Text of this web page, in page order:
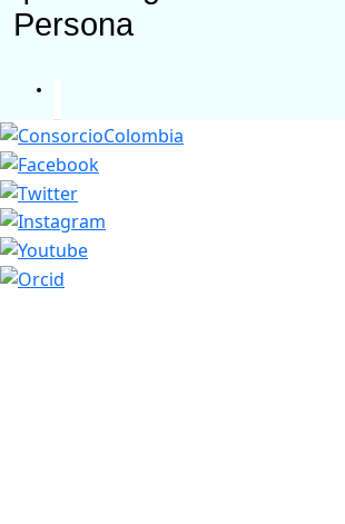
Persona